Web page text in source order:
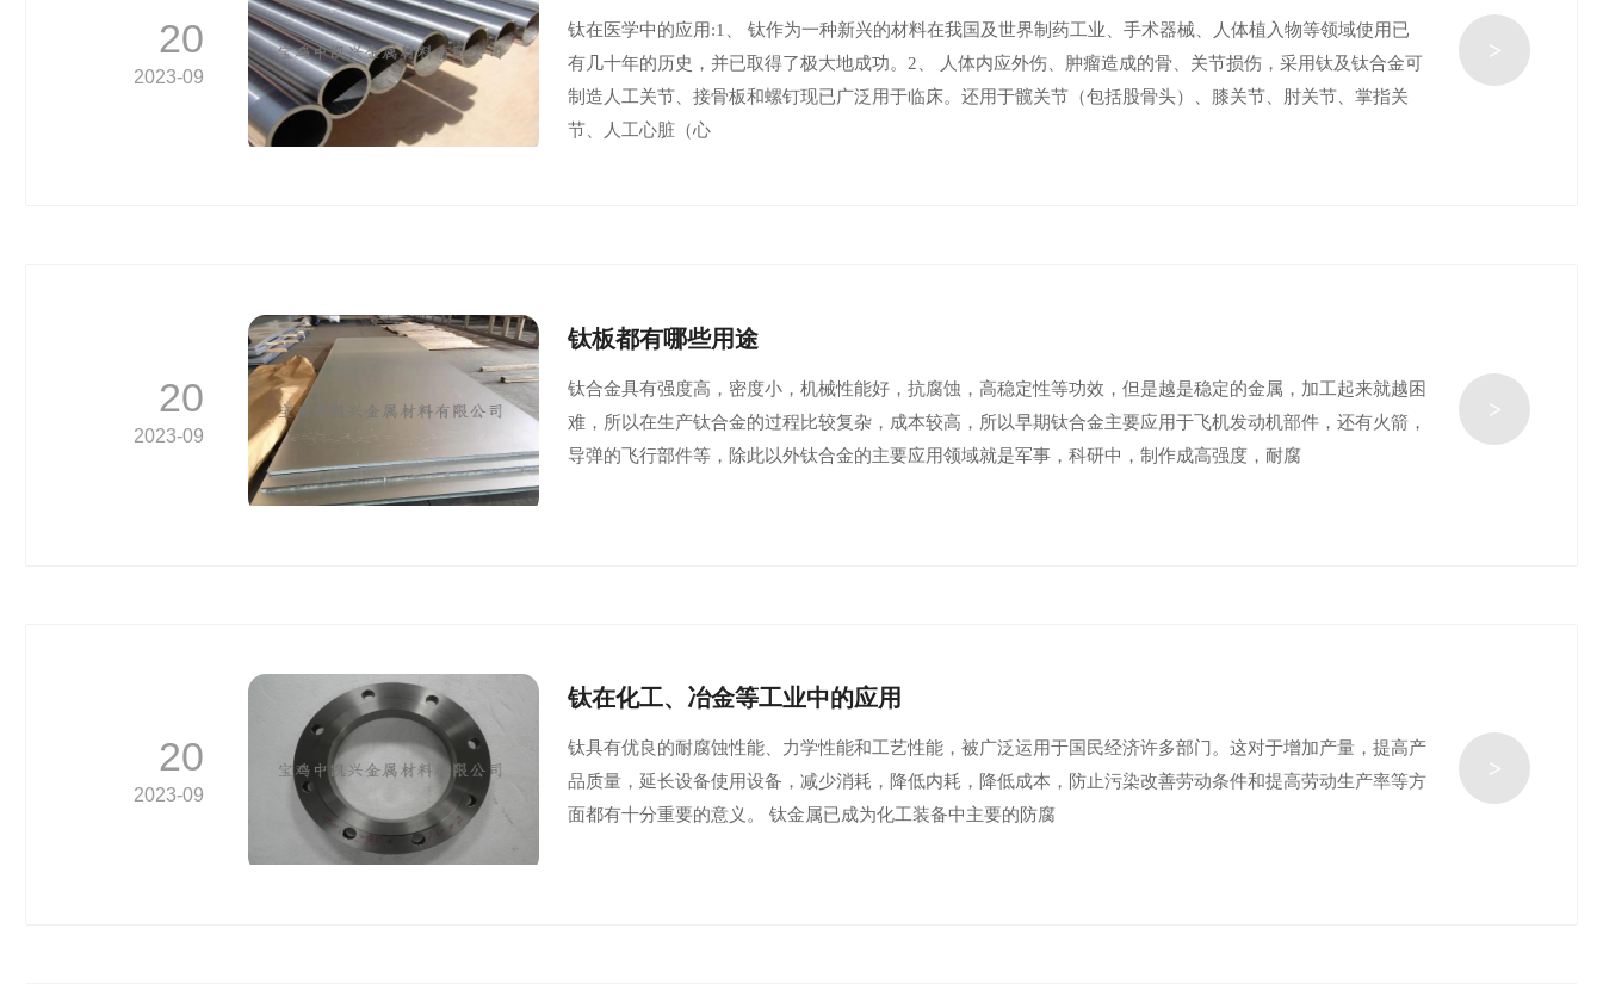
20
2023-09
钛在医学中的应用:1、 钛作为一种新兴的材料在我国及世界制药工业、手术器械、人体植入物等领域使用已
有几十年的历史，并已取得了极大地成功。2、 人体内应外伤、肿瘤造成的骨、关节损伤，采用钛及钛合金可
制造人工关节、接骨板和螺钉现已广泛用于临床。还用于髋关节（包括股骨头）、膝关节、肘关节、掌指关
节、人工心脏（心
>
20
2023-09
钛板都有哪些用途
钛合金具有强度高，密度小，机械性能好，抗腐蚀，高稳定性等功效，但是越是稳定的金属，加工起来就越困
难，所以在生产钛合金的过程比较复杂，成本较高，所以早期钛合金主要应用于飞机发动机部件，还有火箭，
导弹的飞行部件等，除此以外钛合金的主要应用领域就是军事，科研中，制作成高强度，耐腐
>
20
2023-09
钛在化工、冶金等工业中的应用
钛具有优良的耐腐蚀性能、力学性能和工艺性能，被广泛运用于国民经济许多部门。这对于增加产量，提高产
品质量，延长设备使用设备，减少消耗，降低内耗，降低成本，防止污染改善劳动条件和提高劳动生产率等方
面都有十分重要的意义。 钛金属已成为化工装备中主要的防腐
>